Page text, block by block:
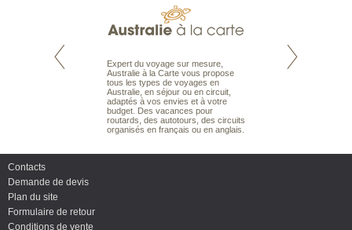
est le spécialiste
Expert du voyage sur mesure,
Australie à la Carte vous propose
tous les types de voyages en
Australie, en séjour ou en circuit,
adaptés à vos envies et à votre
budget. Des vacances pour
routards, des autotours, des circuits
organisés en français ou en anglais.
Parce qu’ils sont
Contacts
Demande de devis
Plan du site
Formulaire de retour
Conditions de vente